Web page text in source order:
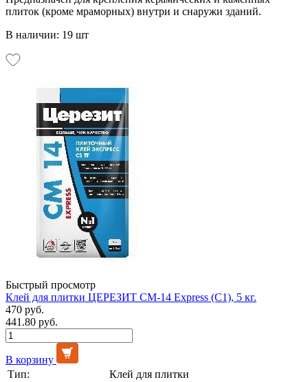
плиток (кроме мраморных) внутри и снаружи зданий.
В наличии: 19 шт
Быстрый просмотр
Клей для плитки ЦЕРЕЗИТ СМ-14 Express (C1), 5 кг.
470 руб.
441.80 руб.
В корзину
Тип:
Клей для плитки